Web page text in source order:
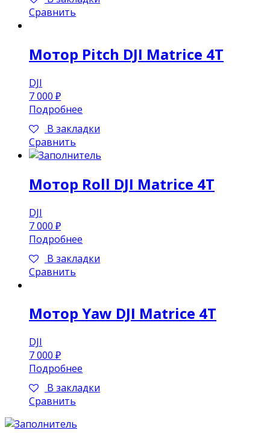
Сравнить
Мотор Pitch DJI Matrice 4T
DJI
7 000 ₽
Подробнее
В закладки
Сравнить
Мотор Roll DJI Matrice 4T
DJI
7 000 ₽
Подробнее
В закладки
Сравнить
Мотор Yaw DJI Matrice 4T
DJI
7 000 ₽
Подробнее
В закладки
Сравнить